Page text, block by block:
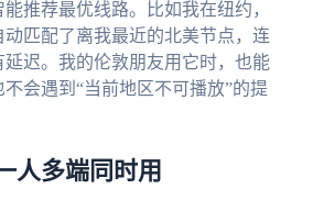
推荐最优线路。比如我在纽约，
匹配了离我最近的北美节点，连
迟。我的伦敦朋友用它时，也能
会遇到“当前地区不可播放”的提
人多端同时用